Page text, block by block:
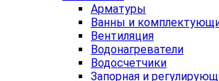
Арматуры
Ванны и
Вентиляция
Водонагреватели
Водосчетчики
Запорная и